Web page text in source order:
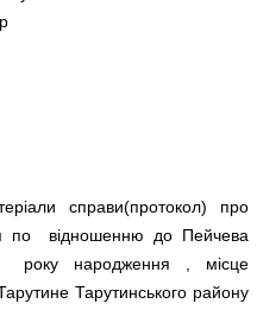
про
по відношенню до Пейчева
року народження , місце
Тарутинського району